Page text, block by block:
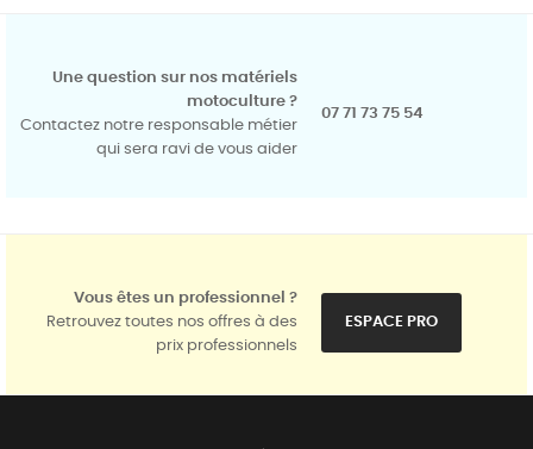
Une question sur nos matériels
motoculture ?
Contactez notre responsable métier
qui sera ravi de vous aider
07 71 73 75 54
Vous êtes un professionnel ?
Retrouvez toutes nos offres à des
prix professionnels
ESPACE PRO